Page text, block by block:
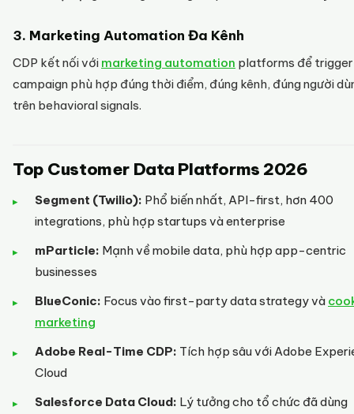
3. Marketing Automation Đa Kênh
CDP kết nối với marketing automation platforms để
campaign phù hợp đúng thời điểm, đúng kênh, đúng người
trên behavioral signals.
Top Customer Data Platforms 2026
Segment (Twilio): Phổ biến nhất, API-first, hơn 400
integrations, phù hợp startups và enterprise
mParticle: Mạnh về mobile data, phù hợp app-centric
businesses
BlueConic: Focus vào first-party data strategy và
marketing
Adobe Real-Time CDP: Tích hợp sâu với Adobe
Cloud
Salesforce Data Cloud: Lý tưởng cho tổ chức đã dùng